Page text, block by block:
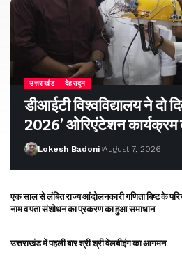
उत्तराखंड देहरादून
डीआईटी विश्वविद्यालय ने दो
2026’ ओरिएंटेशन
Lokesh Badoni August 7, 2026
एक साल से लंबित राज्य आंदोलनकारी गणिता बिष्ट के
नाम व पता संशोधन का प्रकरण का हुआ समाधान
उत्तराखंड में पहली बार श्री श्री वेलबीइंग का आगमन